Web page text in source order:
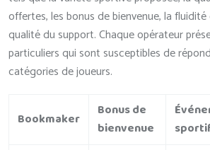
offertes, les bonus de bienvenue, la
qualité du support. Chaque opérateur
particuliers qui sont susceptibles de
catégories de joueurs.
Bookmaker
Bonus de
bienvenue